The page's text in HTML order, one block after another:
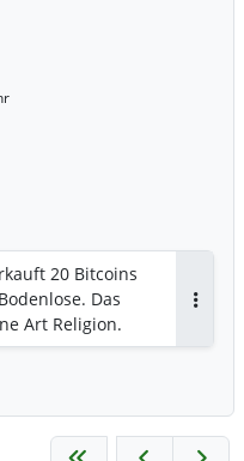
20 Bitcoins
Das
Art Religion.